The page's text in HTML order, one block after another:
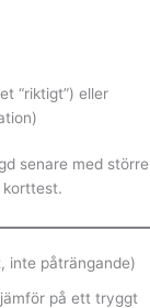
“riktigt”) eller
senare med större
inte påträngande)
på ett tryggt